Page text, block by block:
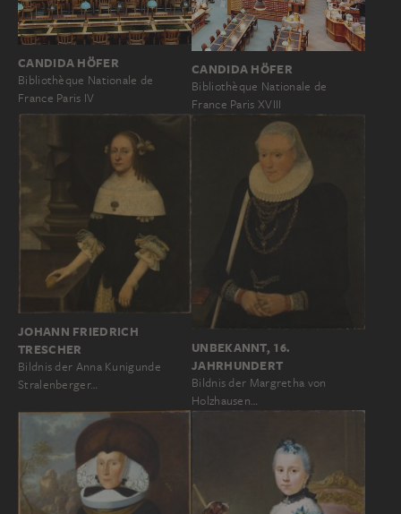
CANDIDA HÖFER
Bibliothèque Nationale de
France Paris IV
CANDIDA HÖFER
Bibliothèque Nationale de
France Paris XVIII
JOHANN FRIEDRICH
TRESCHER
Bildnis der Anna Kunigunde
Stralenberger…
UNBEKANNT, 16.
JAHRHUNDERT
Bildnis der Margretha von
Holzhausen…